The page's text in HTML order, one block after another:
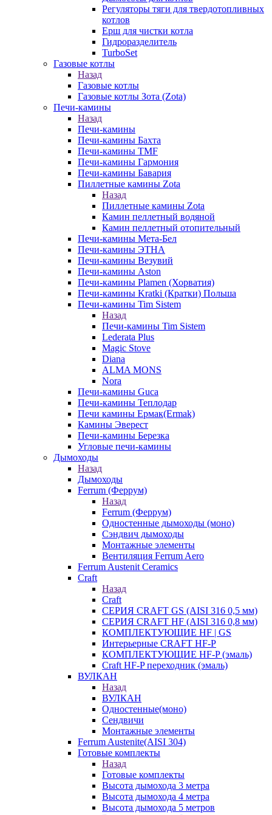
Регуляторы тяги для твердотопливных
котлов
Ерш для чистки котла
Гидроразделитель
TurboSet
Газовые котлы
Назад
Газовые котлы
Газовые котлы Зота (Zota)
Печи-камины
Назад
Печи-камины
Печи-камины Бахта
Печи-камины TMF
Печи-камины Гармония
Печи-камины Бавария
Пиллетные камины Zota
Назад
Пиллетные камины Zota
Камин пеллетный водяной
Камин пеллетный отопительный
Печи-камины Мета-Бел
Печи-камины ЭТНА
Печи-камины Везувий
Печи-камины Aston
Печи-камины Plamen (Хорватия)
Печи-камины Kratki (Кратки) Польша
Печи-камины Tim Sistem
Назад
Печи-камины Tim Sistem
Lederata Plus
Magic Stove
Diana
ALMA MONS
Nora
Печи-камины Guca
Печи-камины Теплодар
Печи камины Ермак(Ermak)
Камины Эверест
Печи-камины Березка
Угловые печи-камины
Дымоходы
Назад
Дымоходы
Ferrum (Феррум)
Назад
Ferrum (Феррум)
Одностенные дымоходы (моно)
Сэндвич дымоходы
Монтажные элементы
Вентиляция Ferrum Aero
Ferrum Austenit Ceramics
Craft
Назад
Craft
СЕРИЯ CRAFT GS (AISI 316 0,5 мм)
СЕРИЯ CRAFT HF (AISI 316 0,8 мм)
КОМПЛЕКТУЮЩИЕ HF | GS
Интерьерные CRAFT HF-P
КОМПЛЕКТУЮЩИЕ HF-P (эмаль)
Craft HF-P переходник (эмаль)
ВУЛКАН
Назад
ВУЛКАН
Одностенные(моно)
Сендвичи
Монтажные элементы
Ferrum Austenite(AISI 304)
Готовые комплекты
Назад
Готовые комплекты
Высота дымохода 3 метра
Высота дымохода 4 метра
Высота дымохода 5 метров